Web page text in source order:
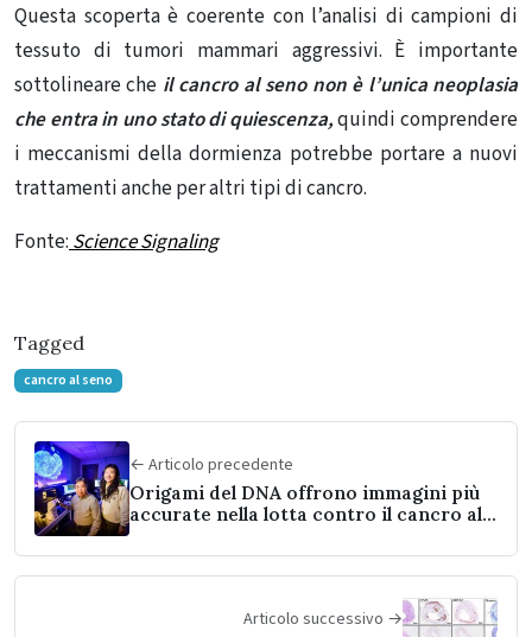
Questa scoperta è coerente con l’analisi di campioni di
tessuto di tumori mammari aggressivi. È importante
sottolineare che il cancro al senonon è l’unica neoplasia
che entra in uno stato di quiescenza,quindi comprendere
i meccanismi della dormienza potrebbe portare a nuovi
trattamenti anche per altri tipi di cancro.
Fonte:Science Signaling
Tagged
cancro al seno
← Articolo precedente
Origami del DNA offrono immagini più
accurate nella lotta contro il cancro al
Articolo successivo →